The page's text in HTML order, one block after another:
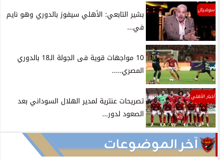
سوشيال
بشير التابعي: الأهلي سيفوز بالدوري وهو نايم
في...
10 مواجهات قوية فى الجولة الـ18 بالدوري
المصري.....
أخبار الأهلي
تصريحات عنترية لمدير الهلال السوداني بعد
الصعود لدور...
آخر الموضوعات